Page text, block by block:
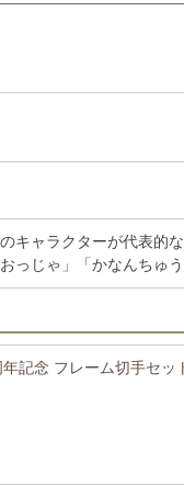
キャラクターが代表的な
っじゃ」「かなんちゅ
記念 フレーム切手セッ